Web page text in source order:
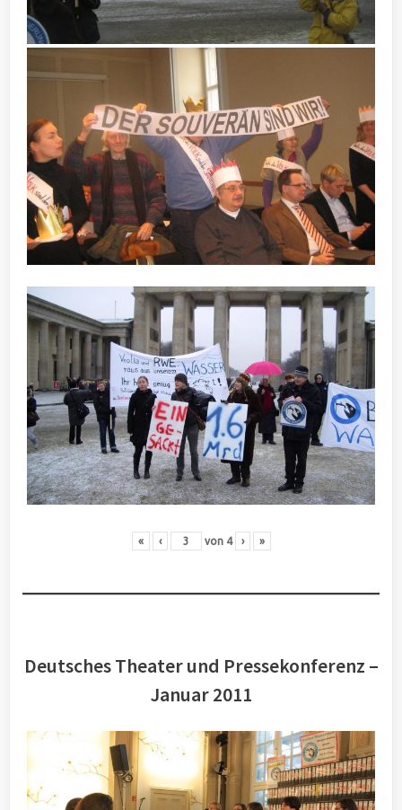
« ‹ von 4 › »
Deutsches Theater und Pressekonferenz –
Januar 2011